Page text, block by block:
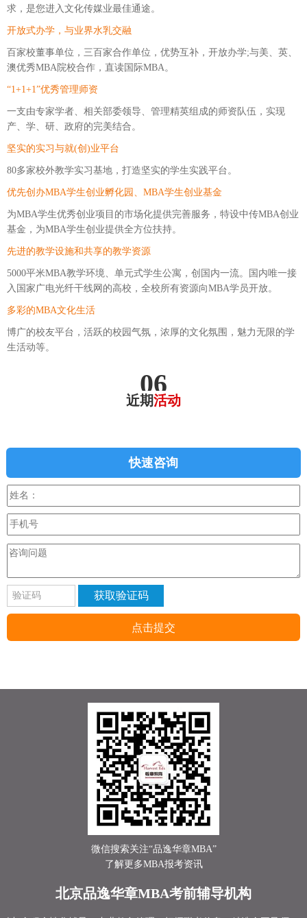
求，是您进入文化传媒业最佳通途。
开放式办学，与业界水乳交融
百家校董事单位，三百家合作单位，优势互补，开放办学;与美、英、
澳优秀MBA院校合作，直读国际MBA。
“1+1+1”优秀管理师资
一支由专家学者、相关部委领导、管理精英组成的师资队伍，实现
产、学、研、政府的完美结合。
坚实的实习与就(创)业平台
80多家校外教学实习基地，打造坚实的学生实践平台。
优先创办MBA学生创业孵化园、MBA学生创业基金
为MBA学生优秀创业项目的市场化提供完善服务，特设中传MBA创业
基金，为MBA学生创业提供全方位扶持。
先进的教学设施和共享的教学资源
5000平米MBA教学环境、单元式学生公寓，创国内一流。国内唯一接
入国家广电光纤干线网的高校，全校所有资源向MBA学员开放。
多彩的MBA文化生活
博广的校友平台，活跃的校园气氛，浓厚的文化氛围，魅力无限的学
生活动等。
06
近期活动
快速咨询
获取验证码
点击提交
微信搜索关注“品逸华章MBA”
了解更多MBA报考资讯
北京品逸华章MBA考前辅导机构